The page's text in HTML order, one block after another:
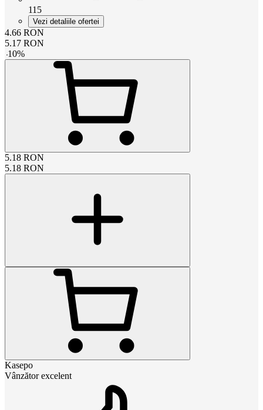
115
Vezi detaliile ofertei
4.66 RON
5.17 RON
-10%
5.18 RON
5.18 RON
Kasepo
Vânzător excelent